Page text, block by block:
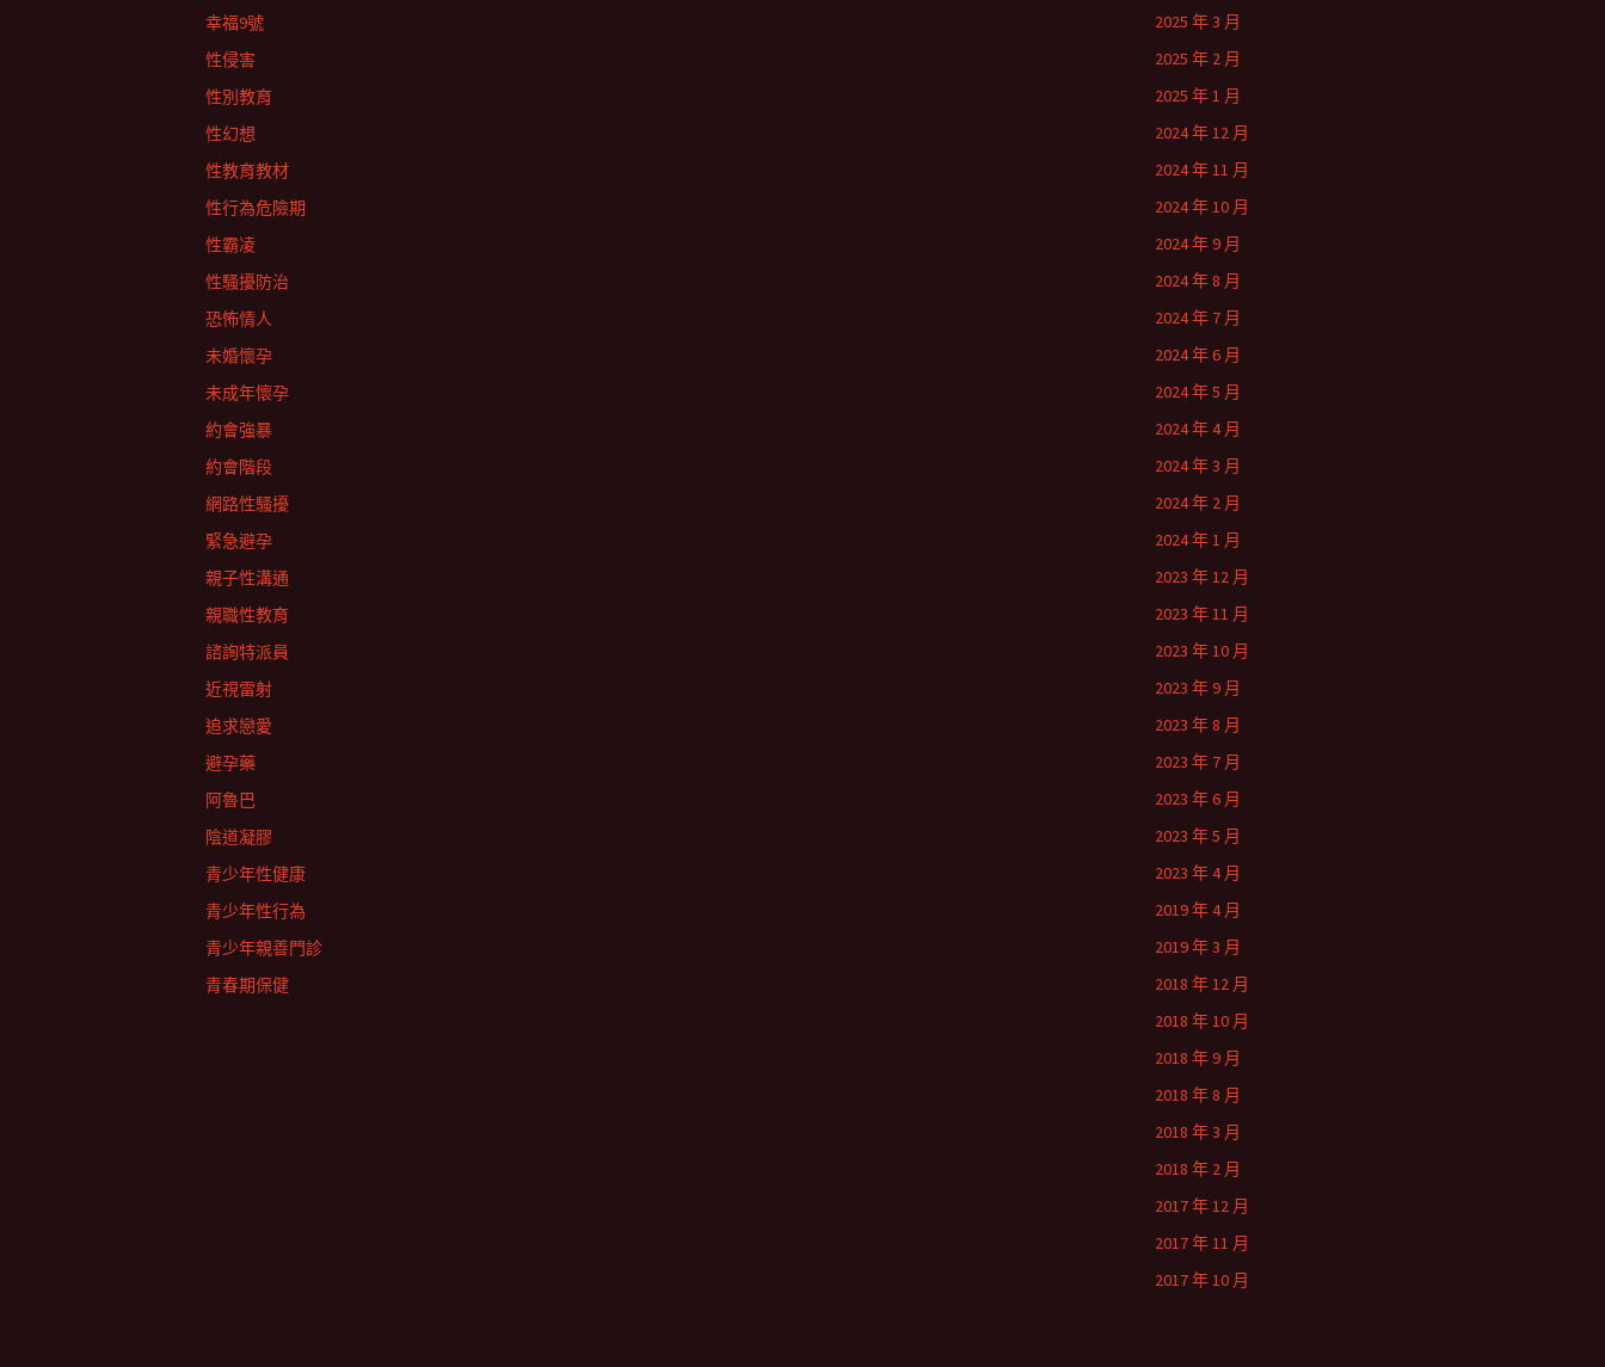
2025 年 3 月
2025 年 2 月
2025 年 1 月
2024 年 12 月
2024 年 11 月
2024 年 10 月
2024 年 9 月
2024 年 8 月
2024 年 7 月
2024 年 6 月
2024 年 5 月
2024 年 4 月
2024 年 3 月
2024 年 2 月
2024 年 1 月
2023 年 12 月
2023 年 11 月
2023 年 10 月
2023 年 9 月
2023 年 8 月
2023 年 7 月
2023 年 6 月
2023 年 5 月
2023 年 4 月
2019 年 4 月
2019 年 3 月
2018 年 12 月
2018 年 10 月
2018 年 9 月
2018 年 8 月
2018 年 3 月
2018 年 2 月
2017 年 12 月
2017 年 11 月
2017 年 10 月
幸福9號
性侵害
性別教育
性幻想
性教育教材
性行為危險期
性霸凌
性騷擾防治
恐怖情人
未婚懷孕
未成年懷孕
約會強暴
約會階段
網路性騷擾
緊急避孕
親子性溝通
親職性教育
諮詢特派員
近視雷射
追求戀愛
避孕藥
阿魯巴
陰道凝膠
青少年性健康
青少年性行為
青少年親善門診
青春期保健